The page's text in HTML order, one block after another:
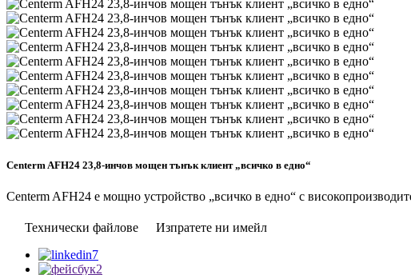
Centerm AFH24 23,8-инчов мощен тънък клиент „всичко в едно“
Centerm AFH24 е мощно устройство „всичко в едно“ с
Технически файлове Изпратете ни имейл